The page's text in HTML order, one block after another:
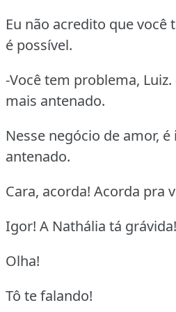
Eu não acredito que você
é possível.
-Você tem problema,
mais antenado.
Nesse negócio de amor,
antenado.
Cara, acorda! Acorda pra
Igor! A Nathália tá grávida!
Olha!
Tô te falando!